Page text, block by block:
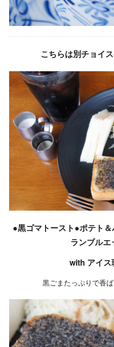
こちらは別チョイ
●黒ゴマトースト●ポテト
ランブル
with アイ
黒ごまたっぷりで香